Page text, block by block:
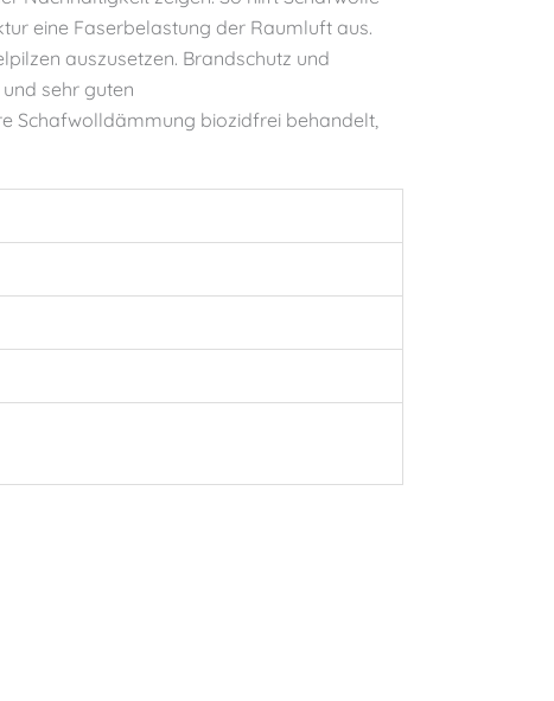
eine Faserbelastung der Raumluft aus.
auszusetzen. Brandschutz und
sehr guten
Schafwolldämmung biozidfrei behandelt,